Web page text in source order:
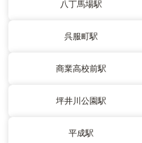
八丁馬場駅
呉服町駅
商業高校前駅
坪井川公園駅
平成駅